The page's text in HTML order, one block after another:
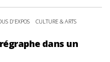
D'EXPOS
CULTURE & ARTS
dans un